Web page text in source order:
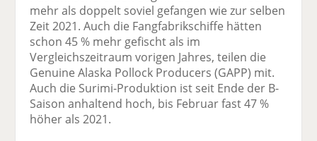
mehr als doppelt soviel gefangen wie zur selben
Zeit 2021. Auch die Fangfabrikschiffe hätten
schon 45 % mehr gefischt als im
Vergleichszeitraum vorigen Jahres, teilen die
Genuine Alaska Pollock Producers (GAPP) mit.
Auch die Surimi-Produktion ist seit Ende der B-
Saison anhaltend hoch, bis Februar fast 47 %
höher als 2021.